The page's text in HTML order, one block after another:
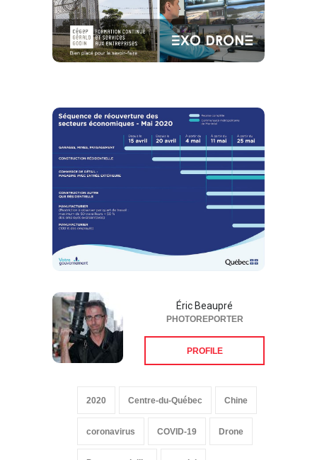
Éric Beaupré
PHOTOREPORTER
PROFILE
2020 Centre-du-Québec Chine
coronavirus COVID-19 Drone